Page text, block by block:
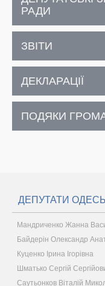
РАДИ
ЗВІТИ
ДЕКЛАРАЦІЇ
ПОДЯКИ
ДЕПУТАТИ
Мандриченко Жанна
Байдерін Олександр
Куценко Ірина Ігорівна
Шматько Сергій
Саутьонков Віталій